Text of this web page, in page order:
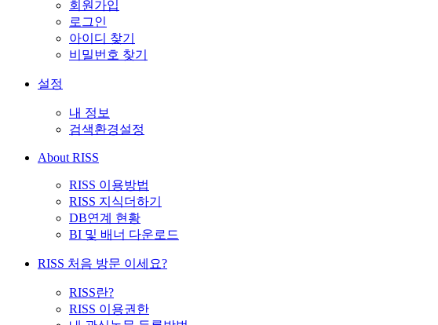
회원가입
로그인
아이디 찾기
비밀번호 찾기
설정
내 정보
검색환경설정
About RISS
RISS 이용방법
RISS 지식더하기
DB연계 현황
BI 및 배너 다운로드
RISS 처음 방문 이세요?
RISS란?
RISS 이용권한